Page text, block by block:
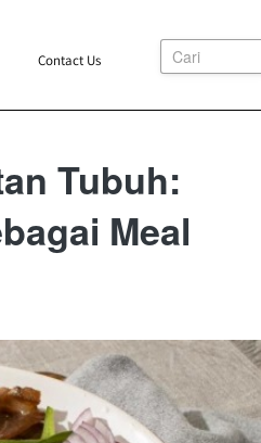
`
Contact Us Cari
Tubuh:
Meal